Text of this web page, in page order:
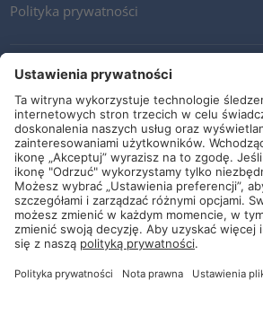
Polityka prywatności
Kontakt
Newsletter
Ogólne warunki i dostawy
Wytyczne i zobowiązania
Media społecznościowe